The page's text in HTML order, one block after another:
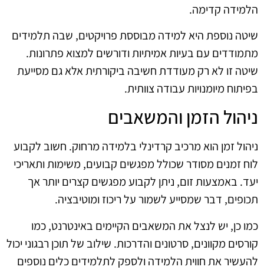
הלמידה קדימה.
שיטה נוספת היא למידה מבוססת פרויקטים, שבה תלמידים
מתמודדים עם בעיות אמיתיות ודורשים למצוא פתרונות.
שיטה זו לא רק מעודדת חשיבה ביקורתית אלא גם מסייעת
בפיתוח מיומנויות עבודה צוותית.
ניהול הזמן והמשאבים
ניהול זמן הוא מרכיב קרדינלי בלמידה מרחוק. חשוב לקבוע
לוח זמנים מסודר שכולל מפגשים קבועים, משימות ותאריכי
יעד. באמצעות זום, ניתן לקבוע מפגשים קצרים יותר אך
תכופים, דבר שמסייע לשמור על ריכוז ומוטיבציה.
כמו כן, יש לנצל את המשאבים הקיימים באינטרנט, כמו
קורסים מקוונים, סרטונים והדרכות. שילוב של תוכן רבגוני יכול
להעשיר את חווית הלמידה ולספק לתלמידים כלים נוספים